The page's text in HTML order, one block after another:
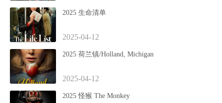
2025 生命清单
2025-04-12
2025 荷兰镇/Holland, Michigan
2025-04-12
2025 怪猴 The Monkey